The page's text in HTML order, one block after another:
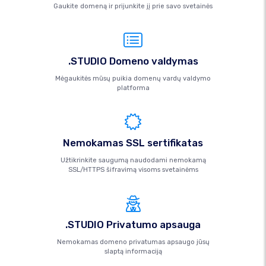
Gaukite domeną ir prijunkite jį prie savo svetainės
.STUDIO Domeno valdymas
Mėgaukitės mūsų puikia domenų vardų valdymo
platforma
Nemokamas SSL sertifikatas
Užtikrinkite saugumą naudodami nemokamą
SSL/HTTPS šifravimą visoms svetainėms
.STUDIO Privatumo apsauga
Nemokamas domeno privatumas apsaugo jūsų
slaptą informaciją